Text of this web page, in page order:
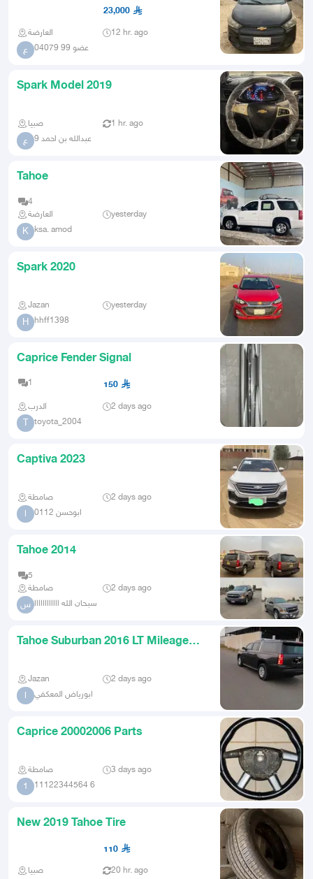
23,000
العارضة 12 hr. ago
ع عضو 99 04079
Spark Model 2019
صبيا 1 hr. ago
ع عبدالله بن احمد 9
Tahoe
4
العارضة
yesterday
K ksa. amod
Spark 2020
Jazan yesterday
H hhff1398
Caprice Fender Signal
1 150
الدرب 2 days ago
T toyota_2004
Captiva 2023
صامطة 2 days ago
ا ابوحسن 0112
Tahoe 2014
5
صامطة
2 days ago
س سبحان الله اااااااااااا
Tahoe Suburban 2016 LT Mileage
Jazan 2 days ago
ا ابورياض المعكفي
Caprice 20002006 Parts
صامطة 3 days ago
1 11122344564 6
New 2019 Tahoe Tire
110
صبيا 20 hr. ago